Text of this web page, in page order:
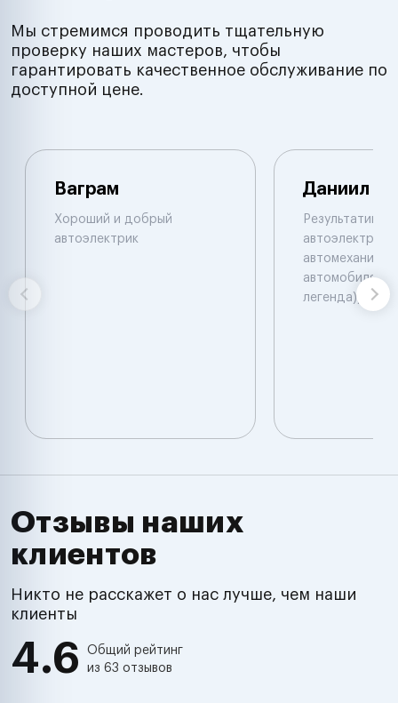
Мы стремимся проводить тщательную
проверку наших мастеров, чтобы
гарантировать качественное обслуживание по
доступной цене.
Ваграм
Хороший и добрый
автоэлектрик
Даниил
автоэлектрик и
автомеханик
автомобилям.
легенда))
Отзывы наших
клиентов
Никто не расскажет о нас лучше, чем наши
клиенты
4.6
Общий рейтинг
из 63 отзывов